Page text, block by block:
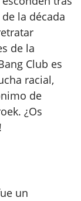
la década
de la
Club es
racial,
de
¿Os
un